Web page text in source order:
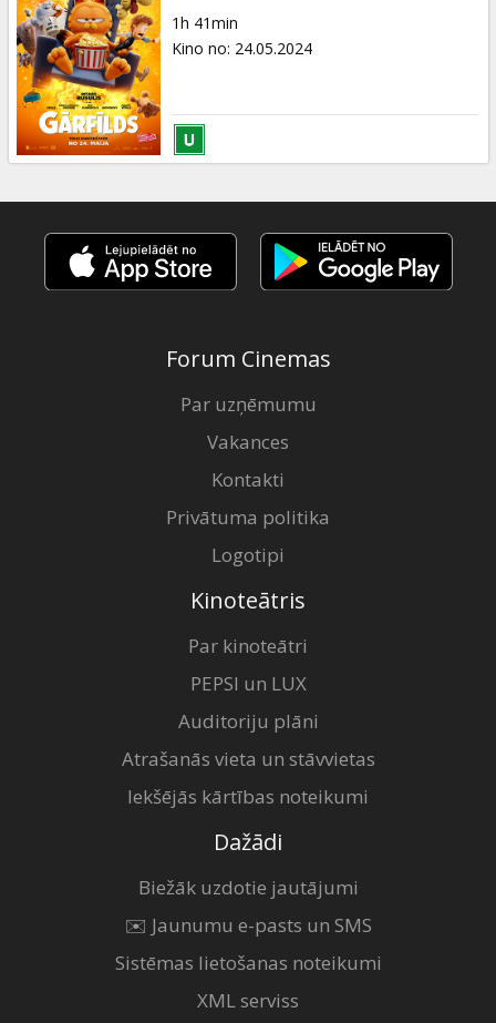
1h 41min
Kino no: 24.05.2024
Forum Cinemas
Par uzņēmumu
Vakances
Kontakti
Privātuma politika
Logotipi
Kinoteātris
Par kinoteātri
PEPSI un LUX
Auditoriju plāni
Atrašanās vieta un stāvvietas
Iekšējās kārtības noteikumi
Dažādi
Biežāk uzdotie jautājumi
✉️ Jaunumu e-pasts un SMS
Sistēmas lietošanas noteikumi
XML serviss